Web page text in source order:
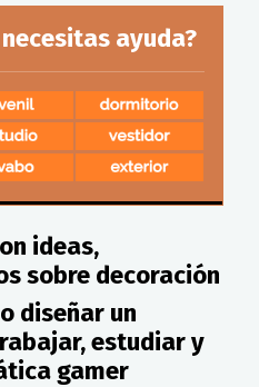
ayuda?
ideas,
sobre decoración
diseñar un
estudiar y
gamer